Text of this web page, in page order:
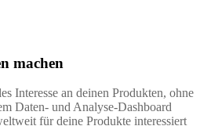
machen
Interesse an deinen Produkten, ohne
Daten- und Analyse-Dashboard
für deine Produkte interessiert